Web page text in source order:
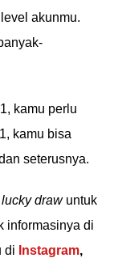
akunmu.
kamu perlu
kamu bisa
seterusnya.
lucky drawuntuk
informasinya di
di Instagram,